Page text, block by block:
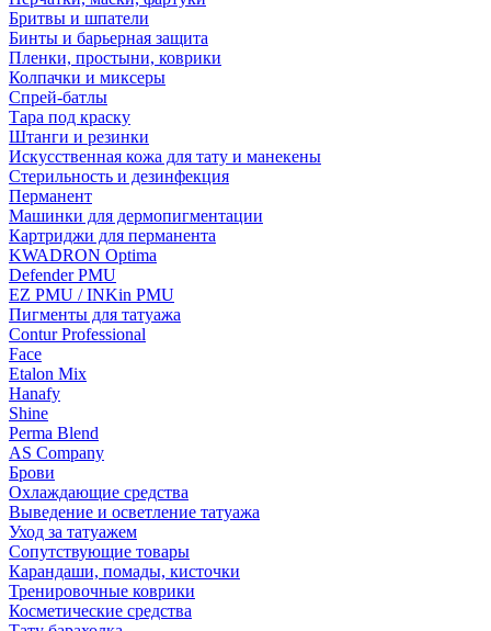
Бритвы и шпатели
Бинты и барьерная защита
Пленки, простыни, коврики
Колпачки и миксеры
Спрей-батлы
Тара под краску
Штанги и резинки
Искусственная кожа для тату и манекены
Стерильность и дезинфекция
Перманент
Машинки для дермопигментации
Картриджи для перманента
KWADRON Optima
Defender PMU
EZ PMU / INKin PMU
Пигменты для татуажа
Contur Professional
Face
Etalon Mix
Hanafy
Shine
Perma Blend
AS Company
Брови
Охлаждающие средства
Выведение и осветление татуажа
Уход за татуажем
Сопутствующие товары
Карандаши, помады, кисточки
Тренировочные коврики
Косметические средства